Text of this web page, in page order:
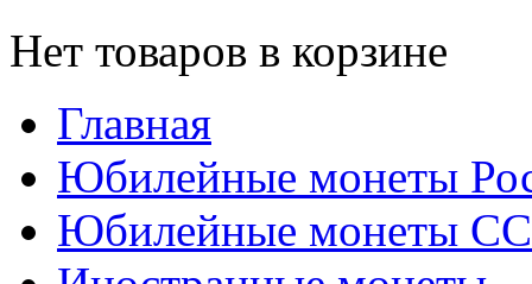
Нет товаров в корзине
Главная
Юбилейные монеты
Юбилейные монеты